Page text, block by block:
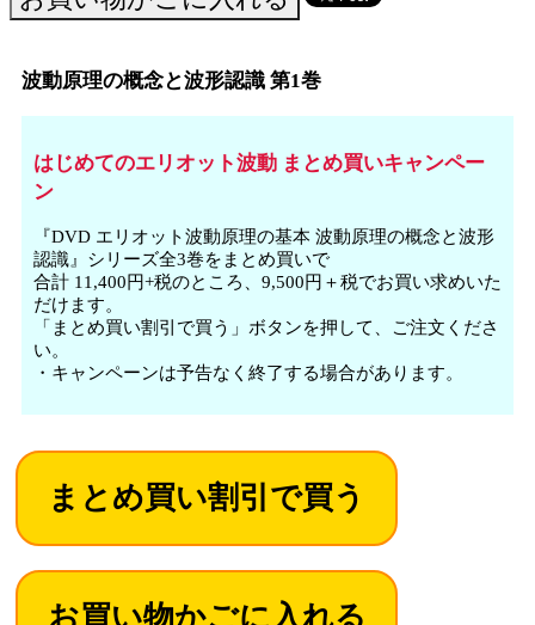
波動原理の概念と波形認識 第1巻
はじめてのエリオット波動 まとめ買いキャンペー
ン
『DVD エリオット波動原理の基本 波動原理の概念と波形
認識』シリーズ全3巻をまとめ買いで
合計 11,400円+税のところ、9,500円＋税でお買い求めいた
だけます。
「まとめ買い割引で買う」ボタンを押して、ご注文くださ
い。
・キャンペーンは予告なく終了する場合があります。